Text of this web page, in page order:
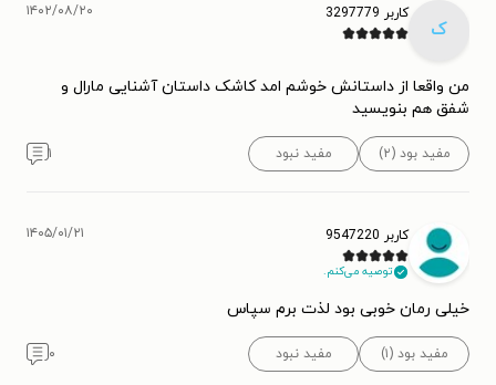
ک
کاربر 3297779 ۱۴۰۲/۰۸/۲۰
من واقعا از داستانش خوشم امد کاشک داستان آشنایی مارال و
شفق هم بنویسید
مفید بود (۲) مفید نبود ۱
کاربر 9547220
توصیه می‌کنم.
۱۴۰۵/۰۱/۲۱
خیلی رمان خوبی بود لذت برم سپاس
مفید بود (۱) مفید نبود ۰